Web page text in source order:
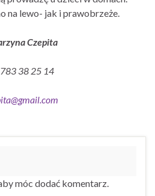
na lewo- jak i prawobrzeże.
Czepita
38 25 14
aby móc dodać komentarz.